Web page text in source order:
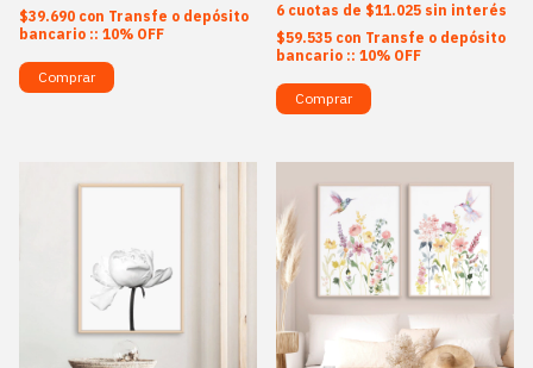
$39.690 con Transfe o depósito
bancario :: 10% OFF
Comprar
6 $11.025 sin interés
$59.535 con Transfe o depósito
bancario :: 10% OFF
Comprar